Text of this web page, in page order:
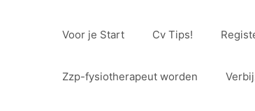
Voor je Start Cv Tips!
Zzp-fysiotherapeut worden